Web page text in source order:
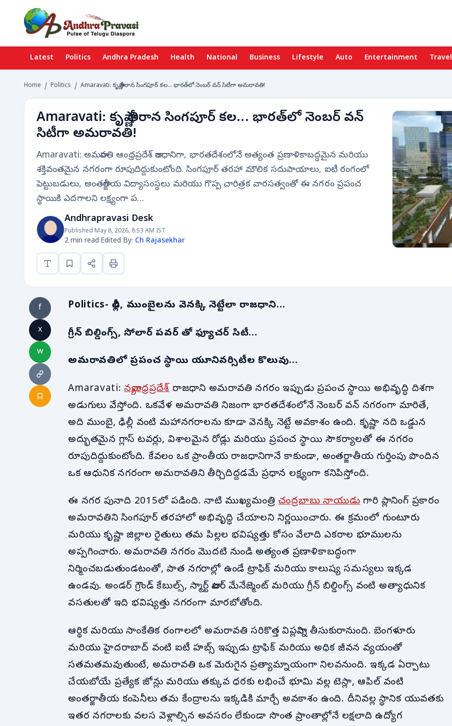
Latest Politics Andhra Pradesh Health National Business Lifestyle Auto Entertainment Travel
Home / Politics / Amaravati: కృష్ణా తీరాన సింగపూర్ కల... భారత్‌లో నెంబర్ వన్ సిటీగా అమరావతి!
Amaravati: కృష్ణా తీరాన సింగపూర్ కల... భారత్‌లో నెంబర్ వన్
సిటీగా అమరావతి!
Amaravati: అమరావతి ఆంధ్రప్రదేశ్ రాజధానిగా, భారతదేశంలోనే అత్యంత ప్రణాళికాబద్ధమైన మరియు
శక్తివంతమైన నగరంగా రూపుదిద్దుకుంటోంది. సింగపూర్ తరహా మౌలిక సదుపాయాలు, ఐటీ రంగంలో
పెట్టుబడులు, అంతర్జాతీయ విద్యాసంస్థలు మరియు గొప్ప చారిత్రక వారసత్వంతో ఈ నగరం ప్రపంచ
స్థాయికి ఎదగాలని లక్ష్యంగా ప…
Andhrapravasi Desk
Published May 8, 2026, 8:53 AM IST
2 min read·Edited By: Ch Rajasekhar
f
x
w
Politics- ఢిల్లీ, ముంబైలను వెనక్కి నెట్టేలా రాజధాని…
గ్రీన్ బిల్డింగ్స్, సోలార్ పవర్ తో ఫ్యూచర్ సిటీ…
అమరావతిలో ప్రపంచ స్థాయి యూనివర్సిటీల కొలువు…
Amaravati:నవ్యాంధ్రప్రదేశ్ రాజధాని అమరావతి నగరం ఇప్పుడు ప్రపంచ స్థాయి అభివృద్ధి దిశగా
అడుగులు వేస్తోంది. ఒకవేళ అమరావతి నిజంగా భారతదేశంలోనే నెంబర్ వన్ నగరంగా మారితే,
అది ముంబై, ఢిల్లీ వంటి మహానగరాలను కూడా వెనక్కి నెట్టే అవకాశం ఉంది. కృష్ణా నది ఒడ్డున
అద్భుతమైన గ్లాస్ టవర్లు, విశాలమైన రోడ్లు మరియు ప్రపంచ స్థాయి సౌకర్యాలతో ఈ నగరం
రూపుదిద్దుకుంటోంది. కేవలం ఒక ప్రాంతీయ రాజధానిగానే కాకుండా, అంతర్జాతీయ గుర్తింపు పొందిన
ఒక ఆధునిక నగరంగా అమరావతిని తీర్చిదిద్దడమే ప్రధాన లక్ష్యంగా కనిపిస్తోంది.
ఈ నగర పునాది 2015లో పడింది. నాటి ముఖ్యమంత్రిచంద్రబాబు నాయుడుగారి ప్లానింగ్ ప్రకారం
అమరావతిని సింగపూర్ తరహాలో అభివృద్ధి చేయాలని నిర్ణయించారు. ఈ క్రమంలో గుంటూరు
మరియు కృష్ణా జిల్లాల రైతులు తమ పిల్లల భవిష్యత్తు కోసం వేలాది ఎకరాల భూములను
అప్పగించారు. అమరావతి నగరం మొదటి నుండి అత్యంత ప్రణాళికాబద్ధంగా
నిర్మించబడుతుండటంతో, పాత నగరాల్లో ఉండే ట్రాఫిక్ మరియు కాలుష్య సమస్యలు ఇక్కడ
ఉండవు. అండర్ గ్రౌండ్ కేబుల్స్, స్మార్ట్ వాటర్ మేనేజ్మెంట్ మరియు గ్రీన్ బిల్డింగ్స్ వంటి అత్యాధునిక
వసతులతో ఇది భవిష్యత్తు నగరంగా మారబోతోంది.
ఆర్థిక మరియు సాంకేతిక రంగాలలో అమరావతి సరికొత్త విప్లవాన్ని తీసుకురానుంది. బెంగళూరు
మరియు హైదరాబాద్ వంటి ఐటీ హబ్స్ ఇప్పుడు ట్రాఫిక్ మరియు అధిక జీవన వ్యయంతో
సతమతమవుతుంటే, అమరావతి ఒక మెరుగైన ప్రత్యామ్నాయంగా నిలవనుంది. ఇక్కడ ఏర్పాటు
చేయబోయే ప్రత్యేక జోన్లు మరియు తక్కువ ధరకు లభించే భూమి వల్ల టెస్లా, ఆపిల్ వంటి
అంతర్జాతీయ కంపెనీలు తమ కేంద్రాలను ఇక్కడికి మార్చే అవకాశం ఉంది. దీనివల్ల స్థానిక యువతకు
ఇతర నగరాలకు వలస వెళ్లాల్సిన అవసరం లేకుండా సొంత ప్రాంతాల్లోనే లక్షలాది ఉద్యోగ